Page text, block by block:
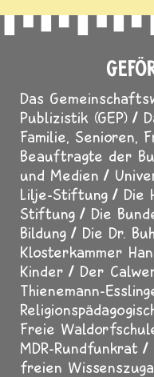
Das
Publizistik (GEP)
Familie, Senioren,
Beauftragte der
und Medien
Lilje-Stiftung
Die
Stiftung
Die
Bildung
Die Dr.
Klosterkammer
Kinder
Der
Thienemann-
Freie
MDR-Rundfunkrat
freien